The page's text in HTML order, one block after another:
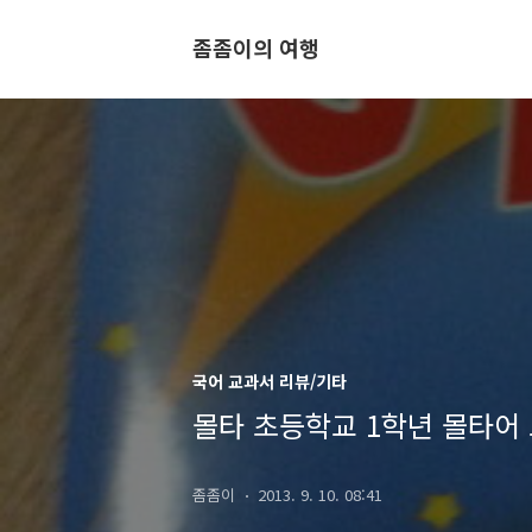
좀좀이의 여행
국어 교과서 리뷰/기타
몰타 초등학교 1학년 몰타어
좀좀이 2013. 9. 10. 08:41